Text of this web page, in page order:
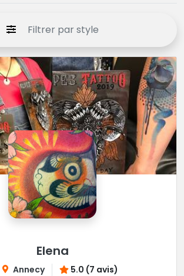
Filtrer par style
Elena
Annecy 5.0 (7 avis)